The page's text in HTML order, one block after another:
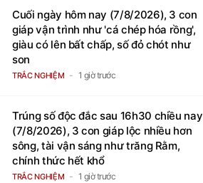
Cuối ngày hôm nay (7/8/2026), 3 con
giáp vận trình như 'cá chép hóa rồng',
giàu có lên bất chấp, số đỏ chót như
son
TRẮC NGHIỆM 1 giờ trước
Trúng số độc đắc sau 16h30 chiều nay
(7/8/2026), 3 con giáp lộc nhiều hơn
sông, tài vận sáng như trăng Rằm,
chính thức hết khổ
TRẮC NGHIỆM 1 giờ trước